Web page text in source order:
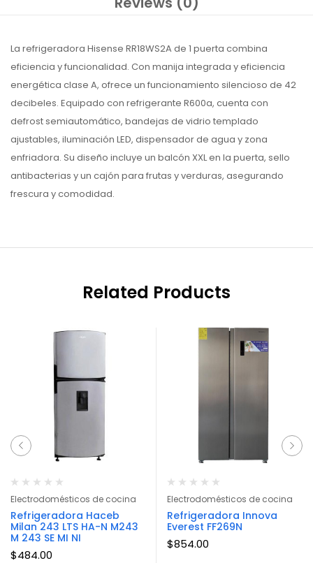
La refrigeradora Hisense RR18WS2A de 1 puerta combina
eficiencia y funcionalidad. Con manija integrada y eficiencia
energética clase A, ofrece un funcionamiento silencioso de 42
decibeles. Equipado con refrigerante R600a, cuenta con
defrost semiautomático, bandejas de vidrio templado
ajustables, iluminación LED, dispensador de agua y zona
enfriadora. Su diseño incluye un balcón XXL en la puerta, sello
antibacterias y un cajón para frutas y verduras, asegurando
frescura y comodidad.
Related Products
Electrodomésticos de cocina
Refrigeradora Haceb
Milan 243 LTS HA-N M243
M 243 SE MI NI
$484.00
Electrodomésticos de cocina
Refrigeradora Innova
Everest FF269N
$854.00